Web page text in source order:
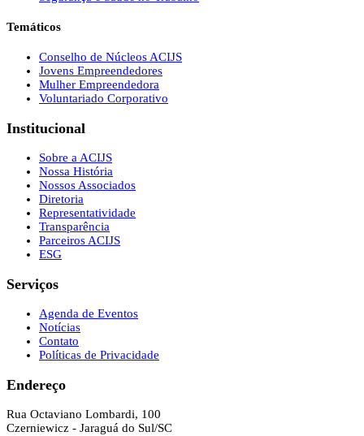
Temáticos
Conselho de Núcleos ACIJS
Jovens Empreendedores
Mulher Empreendedora
Voluntariado Corporativo
Institucional
Sobre a ACIJS
Nossa História
Nossos Associados
Diretoria
Representatividade
Transparência
Parceiros ACIJS
ESG
Serviços
Agenda de Eventos
Notícias
Contato
Políticas de Privacidade
Endereço
Rua Octaviano Lombardi, 100
Czerniewicz - Jaraguá do Sul/SC